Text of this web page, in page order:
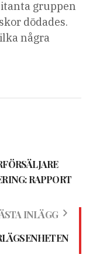
gruppen
dödades.
några
RAPPORT
INLÄGG